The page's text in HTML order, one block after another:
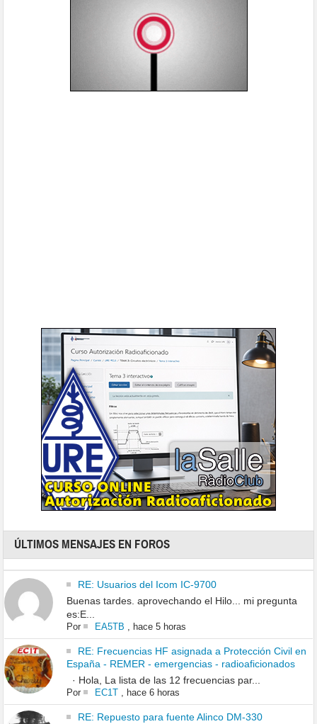
ÚLTIMOS MENSAJES EN FOROS
RE: Usuarios del Icom IC-9700
Buenas tardes. aprovechando el Hilo... mi pregunta
es:E...
Por EA5TB , hace 5 horas
RE: Frecuencias HF asignada a Protección Civil en
España - REMER - emergencias - radioaficionados
· Hola, La lista de las 12 frecuencias par...
Por EC1T, hace 6 horas
RE: Repuesto para fuente Alinco DM-330